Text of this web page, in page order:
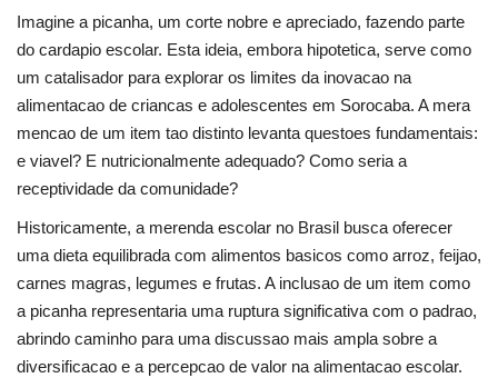
Imagine a picanha, um corte nobre e apreciado, fazendo parte
do cardapio escolar. Esta ideia, embora hipotetica, serve como
um catalisador para explorar os limites da inovacao na
alimentacao de criancas e adolescentes em Sorocaba. A mera
mencao de um item tao distinto levanta questoes fundamentais:
e viavel? E nutricionalmente adequado? Como seria a
receptividade da comunidade?
Historicamente, a merenda escolar no Brasil busca oferecer
uma dieta equilibrada com alimentos basicos como arroz, feijao,
carnes magras, legumes e frutas. A inclusao de um item como
a picanha representaria uma ruptura significativa com o padrao,
abrindo caminho para uma discussao mais ampla sobre a
diversificacao e a percepcao de valor na alimentacao escolar.